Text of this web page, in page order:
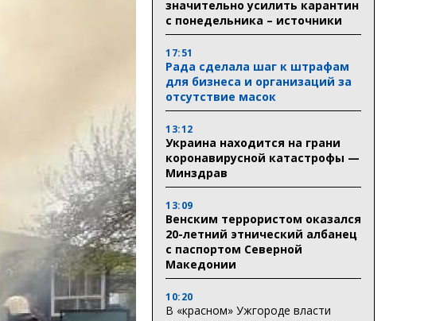
значительно усилить карантин
с понедельника – источники
17:51
Рада сделала шаг к штрафам
для бизнеса и организаций за
отсутствие масок
13:12
Украина находится на грани
коронавирусной катастрофы —
Минздрав
13:09
Венским террористом оказался
20-летний этнический албанец
с паспортом Северной
Македонии
10:20
В «красном» Ужгороде власти